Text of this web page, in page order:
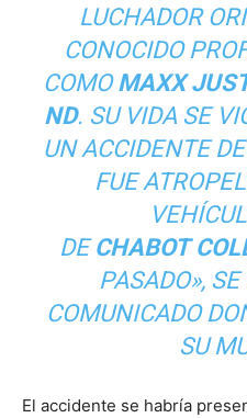
LUCHADOR
CONOCIDO
COMOMAXX
ND. SU VIDA SE
UN ACCIDENTE
FUE
DECHABOT
PASADO»,
COMUNICADO
SU
El accidente se habría